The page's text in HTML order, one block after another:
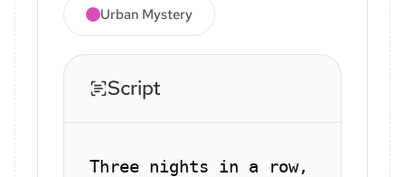
Urban Mystery
Script
Three nights in a row,